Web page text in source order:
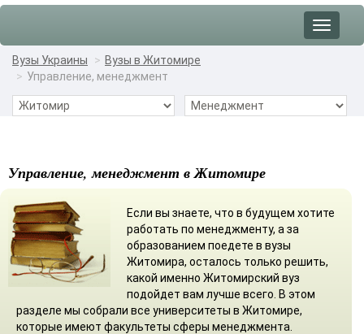
Toggle
Вузы Украины
Вузы в Житомире
Управление, менеджмент
Управление, менеджмент в Житомире
Если вы знаете, что в будущем хотите
работать по менеджменту, а за
образованием поедете в вузы
Житомира, осталось только решить,
какой именно Житомирский вуз
подойдет вам лучше всего. В этом
разделе мы собрали все университеты в Житомире,
которые имеют факультеты сферы менеджмента.